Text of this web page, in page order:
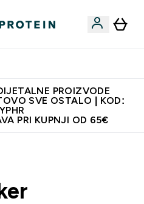
PROIZVODE
SVE OSTALO | KOD:
PRI KUPNJI OD 65€